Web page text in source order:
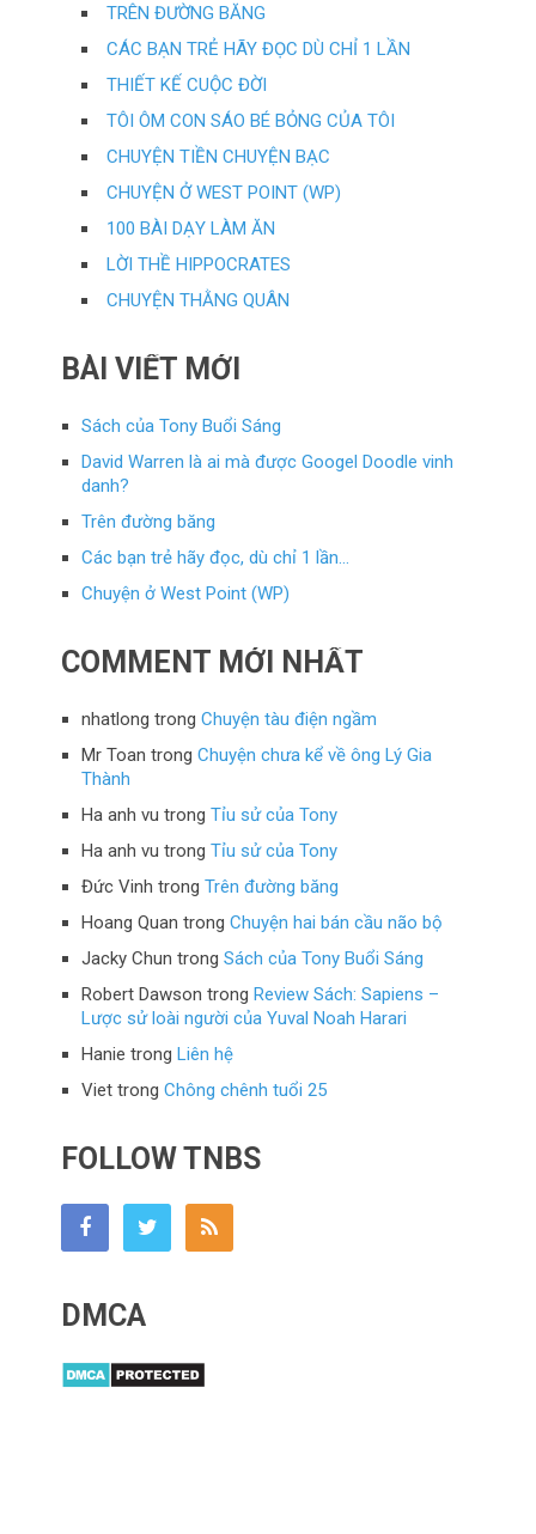
TRÊN ĐƯỜNG BĂNG
CÁC BẠN TRẺ HÃY ĐỌC DÙ CHỈ 1 LẦN
THIẾT KẾ CUỘC ĐỜI
TÔI ÔM CON SÁO BÉ BỎNG CỦA TÔI
CHUYỆN TIỀN CHUYỆN BẠC
CHUYỆN Ở WEST POINT (WP)
100 BÀI DẠY LÀM ĂN
LỜI THỀ HIPPOCRATES
CHUYỆN THẰNG QUÂN
BÀI VIẾT MỚI
Sách của Tony Buổi Sáng
David Warren là ai mà được Googel Doodle vinh
danh?
Trên đường băng
Các bạn trẻ hãy đọc, dù chỉ 1 lần…
Chuyện ở West Point (WP)
COMMENT MỚI NHẤT
nhatlong trongChuyện tàu điện ngầm
Mr Toan trongChuyện chưa kể về ông Lý Gia
Thành
Ha anh vu trongTỉu sử của Tony
Ha anh vu trongTỉu sử của Tony
Đức Vinh trongTrên đường băng
Hoang Quan trongChuyện hai bán cầu não bộ
Jacky Chun trongSách của Tony Buổi Sáng
Robert Dawson trongReview Sách: Sapiens –
Lược sử loài người của Yuval Noah Harari
Hanie trongLiên hệ
Viet trongChông chênh tuổi 25
FOLLOW TNBS
DMCA